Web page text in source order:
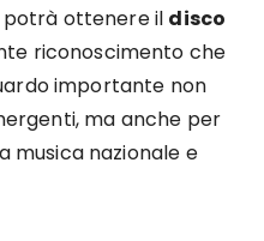
potrà ottenere il disco
riconoscimento che
importante non
ma anche per
musica nazionale e